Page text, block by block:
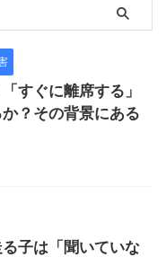
すぐに離席する」
？その背景にある
子は「聞いていな